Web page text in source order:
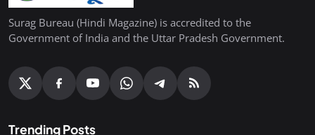
Surag Bureau (Hindi Magazine) is accredited to the
Government of India and the Uttar Pradesh Government.
Trending Posts